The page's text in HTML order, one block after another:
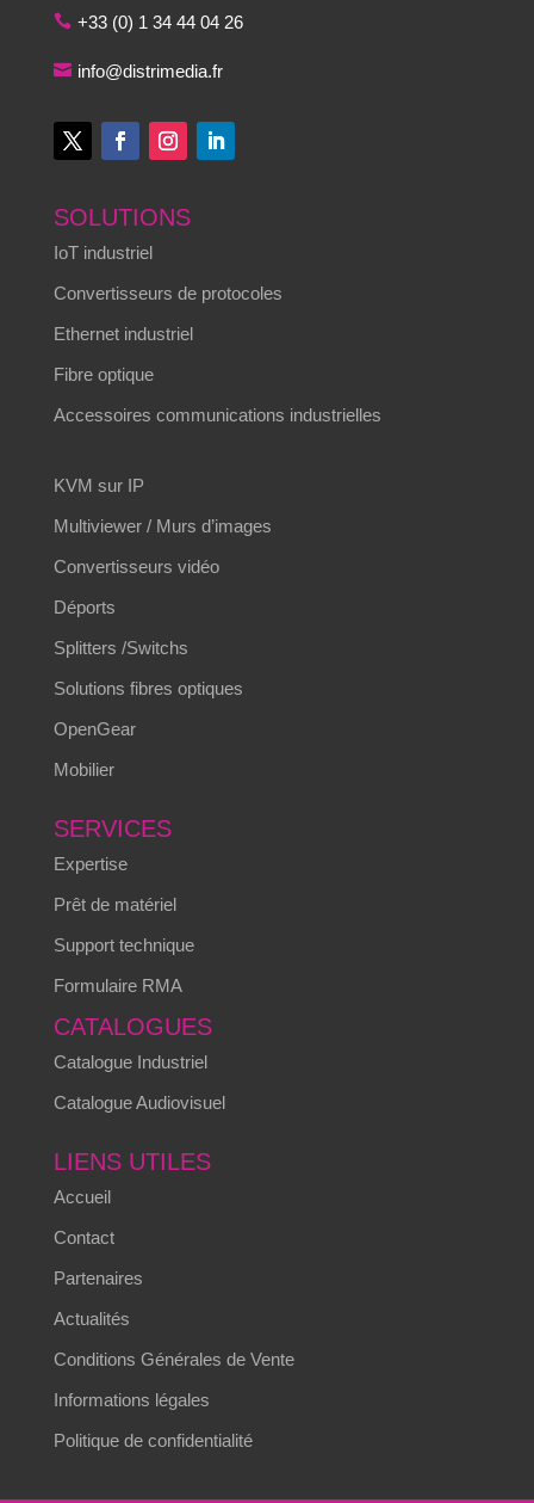
+33 (0) 1 34 44 04 26
info@distrimedia.fr
SOLUTIONS
IoT industriel
Convertisseurs de protocoles
Ethernet industriel
Fibre optique
Accessoires communications industrielles
KVM sur IP
Multiviewer / Murs d’images
Convertisseurs vidéo
Déports
Splitters /Switchs
Solutions fibres optiques
OpenGear
Mobilier
SERVICES
Expertise
Prêt de matériel
Support technique
Formulaire RMA
CATALOGUES
Catalogue Industriel
Catalogue Audiovisuel
LIENS UTILES
Accueil
Contact
Partenaires
Actualités
Conditions Générales de Vente
Informations légales
Politique de confidentialité